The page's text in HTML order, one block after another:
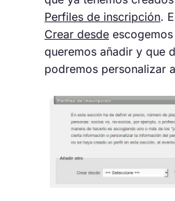
Perfiles de inscripción.
Crear desde
queremos añadir y que
podremos personalizar